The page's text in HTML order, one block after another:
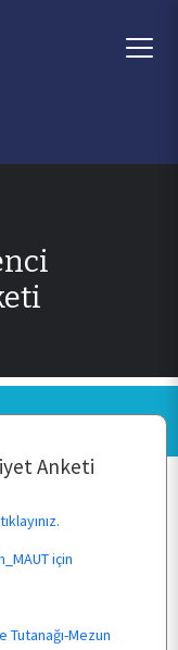
Anketi
için
Tutanağı-Mezun